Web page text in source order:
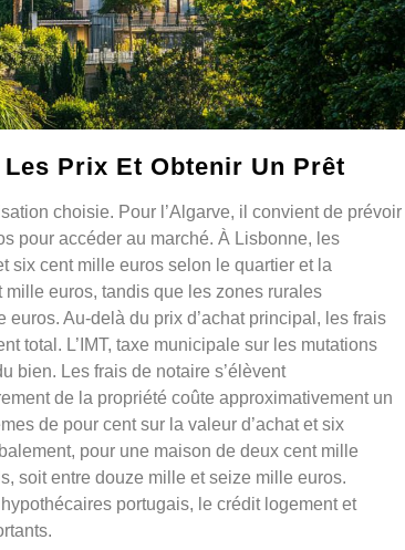
Prix Et Obtenir Un Prêt
choisie. Pour l’Algarve, il convient de prévoir
pour accéder au marché. À Lisbonne, les
six cent mille euros selon le quartier et la
euros, tandis que les zones rurales
Au-delà du prix d’achat principal, les frais
total. L’IMT, taxe municipale sur les mutations
bien. Les frais de notaire s’élèvent
de la propriété coûte approximativement un
de pour cent sur la valeur d’achat et six
pour une maison de deux cent mille
soit entre douze mille et seize mille euros.
portugais, le crédit logement et